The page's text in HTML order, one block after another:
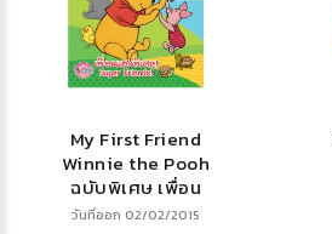
My First Friend
Winnie the Pooh
ฉบับพิเศษ เพื่อน
แสนพิเศษ! Super
วันที่ออก 02/02/2015